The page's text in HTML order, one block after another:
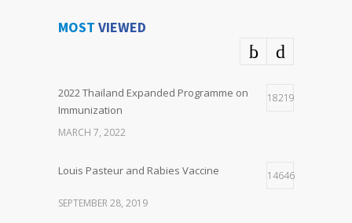
MOST VIEWED
2022 Thailand Expanded Programme on
Immunization
18219
MARCH 7, 2022
Louis Pasteur and Rabies Vaccine 14646
SEPTEMBER 28, 2019